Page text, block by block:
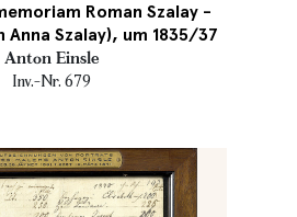
Roman Szalay -
Anna Szalay), um 1835/37
Anton Einsle
Inv.-Nr. 679